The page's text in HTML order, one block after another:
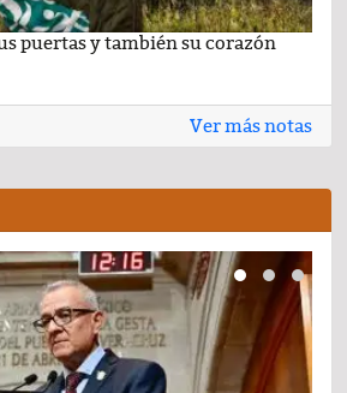
puertas y también su corazón
Ver más notas